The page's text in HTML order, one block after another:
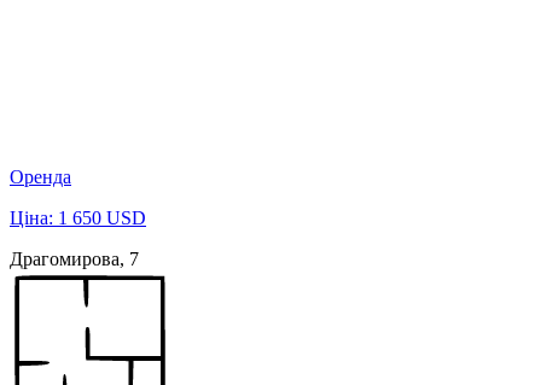
Оренда
Ціна: 1 650 USD
Драгомирова, 7